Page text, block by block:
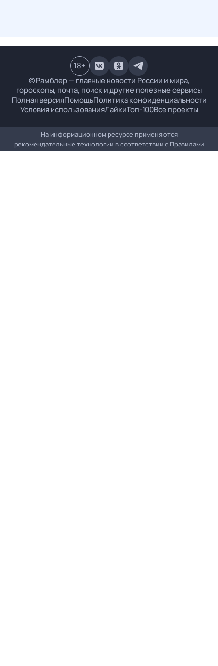
© Рамблер — главные новости России и мира,
гороскопы, почта, поиск и другие полезные сервисы
Полная версияПомощьПолитика конфиденциальности
Условия использованияЛайкиТоп-100Все проекты
18+
На информационном ресурсе применяются
рекомендательные технологии в соответствии с Правилами